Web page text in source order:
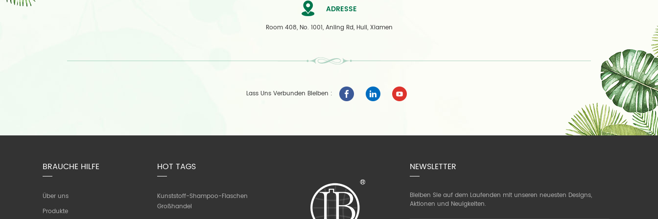
ADRESSE
Room 408, No. 1001, Anling Rd, Huli, Xiamen
Lass Uns Verbunden Bleiben :
BRAUCHE HILFE
Über uns
Produkte
HOT TAGS
Kunststoff-Shampoo-Flaschen
Großhandel
NEWSLETTER
Bleiben Sie auf dem Laufenden mit unseren neuesten Designs,
Aktionen und Neuigkeiten.